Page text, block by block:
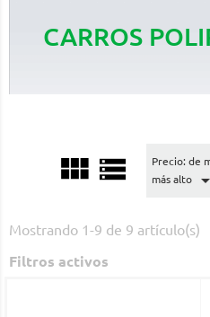
CARROS
 
Precio: de
más alto

Mostrando 1-9 de 9 artículo(s)
Filtros activos